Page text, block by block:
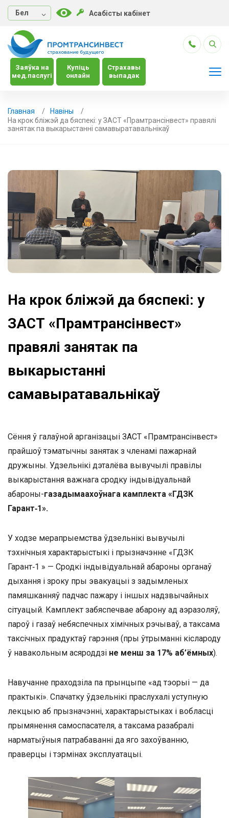
Бел Асабісты кабінет
Заяўка на
мед.паслугі
Купіць
онлайн
Страхавы
выпадак
Главная
Навiны
На крок бліжэй да бяспекі: у ЗАСТ «Прамтрансінвест» правялі
занятак па выкарыстанні самавыратавальнікаў
На крок бліжэй да бяспекі: у
ЗАСТ «Прамтрансінвест»
правялі занятак па
выкарыстанні
самавыратавальнікаў
Сёння ў галаўной арганізацыі ЗАСТ «Прамтрансінвест»
прайшоў тэматычны занятак з членамі пажарнай
дружыны. Удзельнікі дэталёва вывучылі правілы
выкарыстання важнага сродку індывідуальнай
абароны-газадымаахоўнага камплекта «ГДЗК
Гарант‑1».
У ходзе мерапрыемства ўдзельнікі вывучылі
тэхнічныя характарыстыкі і прызначэнне «ГДЗК
Гарант‑1 » — Сродкі індывідуальнай абароны органаў
дыхання і зроку пры эвакуацыі з задымленых
памяшканняў падчас пажару і іншых надзвычайных
сітуацый. Камплект забяспечвае абарону ад аэразоляў,
пароў і газаў небяспечных хімічных рэчываў, а таксама
таксічных прадуктаў гарэння (пры ўтрыманні кіслароду
ў навакольным асяроддзі не менш за 17% аб’ёмных).
Навучанне праходзіла па прынцыпе «ад тэорыі — да
практыкі». Спачатку ўдзельнікі праслухалі уступную
лекцыю аб прызначэнні, характарыстыках і вобласці
прымянення самоспасателя, а таксама разабралі
нарматыўныя патрабаванні да яго захоўванню,
праверцы і тэрмінах эксплуатацыі.